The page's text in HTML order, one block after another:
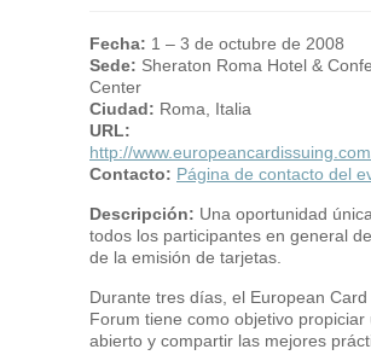
Fecha: 1 – 3 de octubre de 2008
Sede: Sheraton Roma Hotel &
Center
Ciudad: Roma, Italia
URL:
http://
Contacto: Página de contacto del
Descripción: Una oportunidad
todos los participantes en general
de la emisión de tarjetas.
Durante tres días, el European Card
Forum tiene como objetivo propiciar
abierto y compartir las mejores